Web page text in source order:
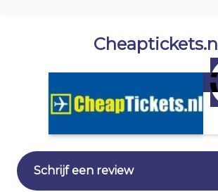
Cheaptickets.nl
Schrijf een review